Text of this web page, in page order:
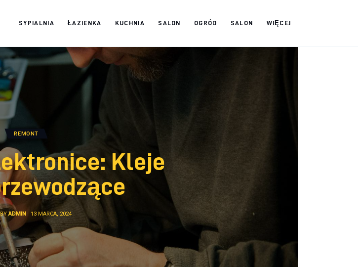
SYPIALNIA ŁAZIENKA KUCHNIA SALON OGRÓD SALON WIĘCEJ
REMONT
Kleje
BY ADMIN 13 MARCA, 2024